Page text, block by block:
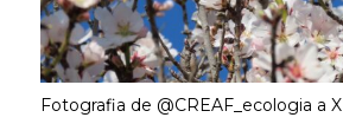
Fotografia de @CREAF_ecologia a X